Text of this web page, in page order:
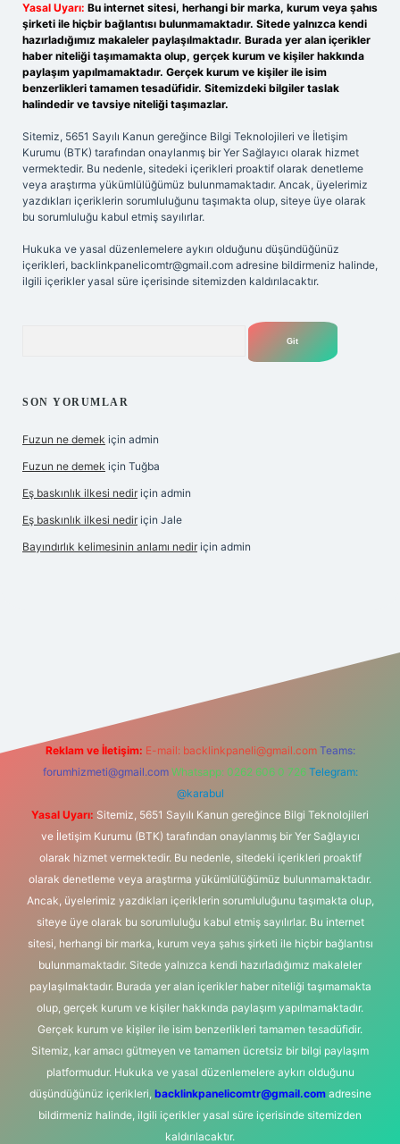
Yasal Uyarı: Bu internet sitesi, herhangi bir marka, kurum veya şahıs
şirketi ile hiçbir bağlantısı bulunmamaktadır. Sitede yalnızca kendi
hazırladığımız makaleler paylaşılmaktadır. Burada yer alan içerikler
haber niteliği taşımamakta olup, gerçek kurum ve kişiler hakkında
paylaşım yapılmamaktadır. Gerçek kurum ve kişiler ile isim
benzerlikleri tamamen tesadüfidir. Sitemizdeki bilgiler taslak
halindedir ve tavsiye niteliği taşımazlar.
Sitemiz, 5651 Sayılı Kanun gereğince Bilgi Teknolojileri ve İletişim
Kurumu (BTK) tarafından onaylanmış bir Yer Sağlayıcı olarak hizmet
vermektedir. Bu nedenle, sitedeki içerikleri proaktif olarak denetleme
veya araştırma yükümlülüğümüz bulunmamaktadır. Ancak, üyelerimiz
yazdıkları içeriklerin sorumluluğunu taşımakta olup, siteye üye olarak
bu sorumluluğu kabul etmiş sayılırlar.
Hukuka ve yasal düzenlemelere aykırı olduğunu düşündüğünüz
içerikleri, backlinkpanelicomtr@gmail.com adresine bildirmeniz halinde,
ilgili içerikler yasal süre içerisinde sitemizden kaldırılacaktır.
SON YORUMLAR
Fuzun ne demek için admin
Fuzun ne demek için Tuğba
Eş baskınlık ilkesi nedir için admin
Eş baskınlık ilkesi nedir için Jale
Bayındırlık kelimesinin anlamı nedir için admin
Reklam ve İletişim: E-mail: backlinkpaneli@gmail.com Teams:
forumhizmeti@gmail.com Whatsapp: 0262 606 0 726 Telegram:
@karabul
Yasal Uyarı: Sitemiz, 5651 Sayılı Kanun gereğince Bilgi Teknolojileri
ve İletişim Kurumu (BTK) tarafından onaylanmış bir Yer Sağlayıcı
olarak hizmet vermektedir. Bu nedenle, sitedeki içerikleri proaktif
olarak denetleme veya araştırma yükümlülüğümüz bulunmamaktadır.
Ancak, üyelerimiz yazdıkları içeriklerin sorumluluğunu taşımakta olup,
siteye üye olarak bu sorumluluğu kabul etmiş sayılırlar. Bu internet
sitesi, herhangi bir marka, kurum veya şahıs şirketi ile hiçbir bağlantısı
bulunmamaktadır. Sitede yalnızca kendi hazırladığımız makaleler
paylaşılmaktadır. Burada yer alan içerikler haber niteliği taşımamakta
olup, gerçek kurum ve kişiler hakkında paylaşım yapılmamaktadır.
Gerçek kurum ve kişiler ile isim benzerlikleri tamamen tesadüfidir.
Sitemiz, kar amacı gütmeyen ve tamamen ücretsiz bir bilgi paylaşım
platformudur. Hukuka ve yasal düzenlemelere aykırı olduğunu
düşündüğünüz içerikleri, backlinkpanelicomtr@gmail.comadresine
bildirmeniz halinde, ilgili içerikler yasal süre içerisinde sitemizden
kaldırılacaktır.